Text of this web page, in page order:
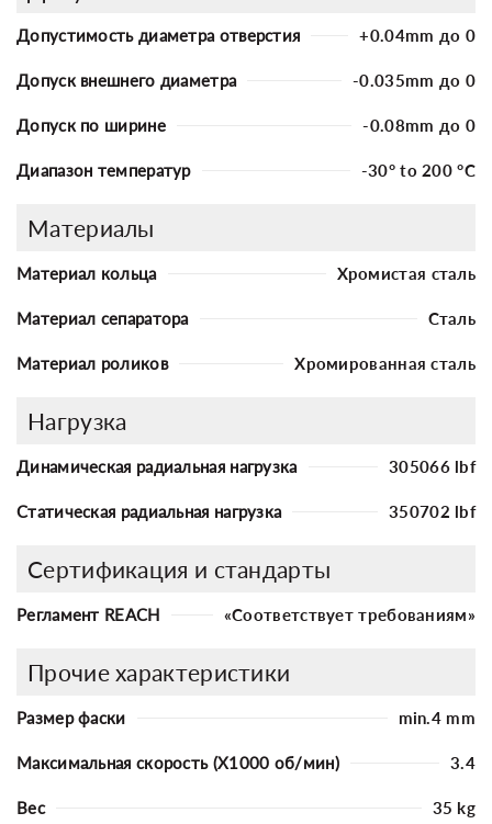
Допустимость диаметра отверстия +0.04mm до 0
Допуск внешнего диаметра -0.035mm до 0
Допуск по ширине -0.08mm до 0
Диапазон температур -30° to 200 °C
Материалы
Материал кольца Хромистая сталь
Материал сепаратора Сталь
Материал роликов Хромированная сталь
Нагрузка
Динамическая радиальная нагрузка 305066 lbf
Статическая радиальная нагрузка 350702 lbf
Сертификация и стандарты
Регламент REACH «Соответствует требованиям»
Прочие характеристики
Размер фаски min.4 mm
Максимальная скорость (X1000 об/мин) 3.4
Вес 35 kg